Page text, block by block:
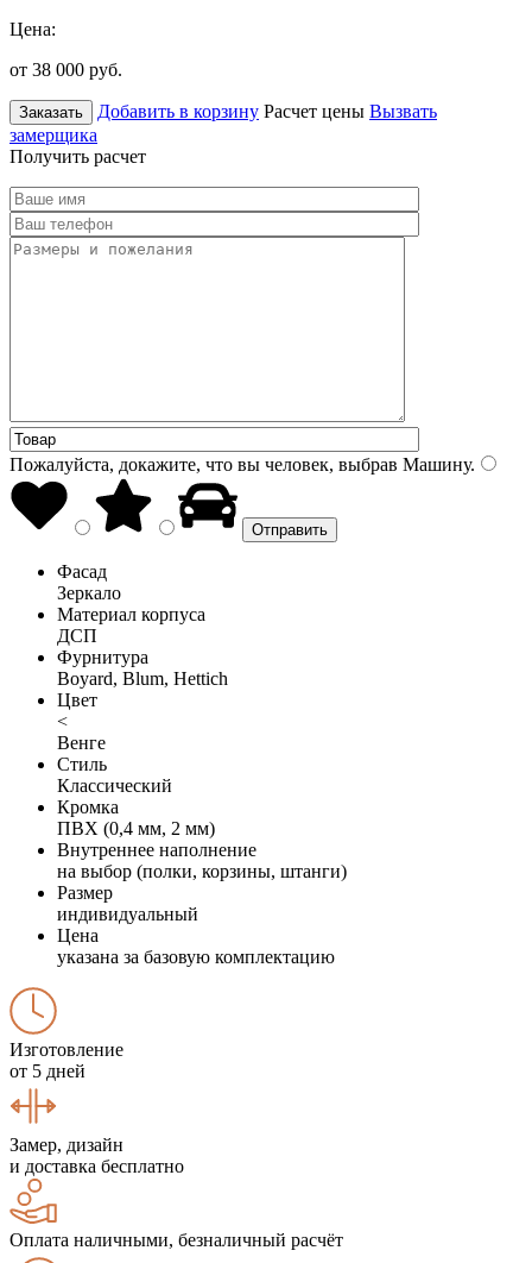
Цена:
от 38 000 руб.
Заказать Добавить в корзину Расчет цены Вызвать
замерщика
Получить расчет
Пожалуйста, докажите, что вы человек, выбрав Машину.
Фасад
Зеркало
Материал корпуса
ДСП
Фурнитура
Boyard, Blum, Hettich
Цвет
<
Венге
Стиль
Классический
Кромка
ПВХ (0,4 мм, 2 мм)
Внутреннее наполнение
на выбор (полки, корзины, штанги)
Размер
индивидуальный
Цена
указана за базовую комплектацию
Изготовление
от 5 дней
Замер, дизайн
и доставка бесплатно
Оплата наличными, безналичный расчёт